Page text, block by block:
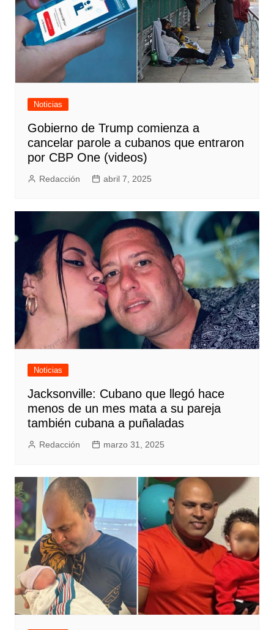
Noticias
Gobierno de Trump comienza a
cancelar parole a cubanos que entraron
por CBP One (videos)
Redacción abril 7, 2025
Noticias
Jacksonville: Cubano que llegó hace
menos de un mes mata a su pareja
también cubana a puñaladas
Redacción marzo 31, 2025